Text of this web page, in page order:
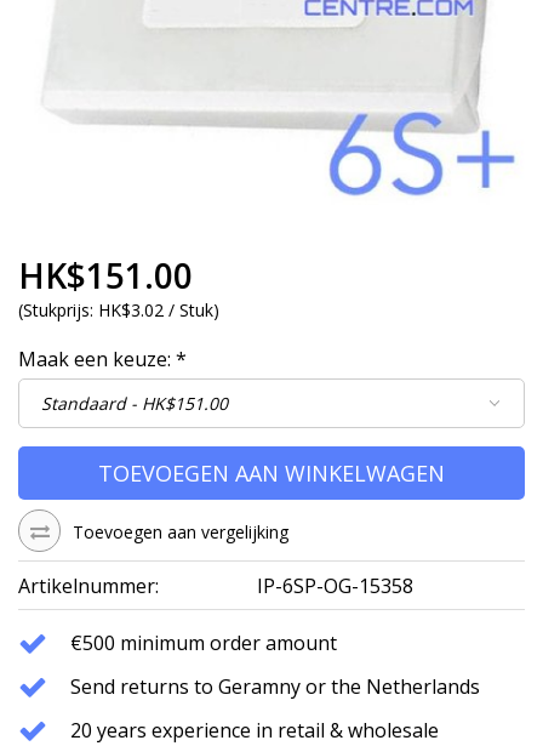
HK$151.00
(Stukprijs: HK$3.02 / Stuk)
Maak een keuze: *
TOEVOEGEN AAN WINKELWAGEN
Toevoegen aan vergelijking
Artikelnummer: IP-6SP-OG-15358
€500 minimum order amount
Send returns to Geramny or the Netherlands
20 years experience in retail & wholesale